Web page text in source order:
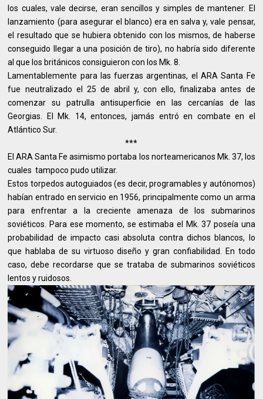
los cuales, vale decirse, eran sencillos y simples de mantener. El
lanzamiento (para asegurar el blanco) era en salva y, vale pensar,
el resultado que se hubiera obtenido con los mismos, de haberse
conseguido llegar a una posición de tiro), no habría sido diferente
al que los británicos consiguieron con los Mk. 8.
Lamentablemente para las fuerzas argentinas, el ARA Santa Fe
fue neutralizado el 25 de abril y, con ello, finalizaba antes de
comenzar su patrulla antisuperficie en las cercanías de las
Georgias. El Mk. 14, entonces, jamás entró en combate en el
Atlántico Sur.
***
El ARA Santa Fe asimismo portaba los norteamericanos Mk. 37, los
cuales tampoco pudo utilizar.
Estos torpedos autoguiados (es decir, programables y autónomos)
habían entrado en servicio en 1956, principalmente como un arma
para enfrentar a la creciente amenaza de los submarinos
soviéticos. Para ese momento, se estimaba el Mk. 37 poseía una
probabilidad de impacto casi absoluta contra dichos blancos, lo
que hablaba de su virtuoso diseño y gran confiabilidad. En todo
caso, debe recordarse que se trataba de submarinos soviéticos
lentos y ruidosos.